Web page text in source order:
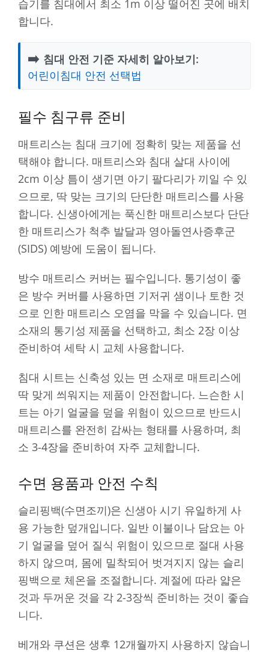
습기를 침대에서 최소 1m 이상 떨어진 곳에 배치
합니다.
➡️ 침대 안전 기준 자세히 알아보기:
어린이침대 안전 선택법
필수 침구류 준비
매트리스는 침대 크기에 정확히 맞는 제품을 선
택해야 합니다. 매트리스와 침대 살대 사이에
2cm 이상 틈이 생기면 아기 팔다리가 끼일 수 있
으므로, 딱 맞는 크기의 단단한 매트리스를 사용
합니다. 신생아에게는 푹신한 매트리스보다 단단
한 매트리스가 척추 발달과 영아돌연사증후군
(SIDS) 예방에 도움이 됩니다.
방수 매트리스 커버는 필수입니다. 통기성이 좋
은 방수 커버를 사용하면 기저귀 샘이나 토한 것
으로 인한 매트리스 오염을 막을 수 있습니다. 면
소재의 통기성 제품을 선택하고, 최소 2장 이상
준비하여 세탁 시 교체 사용합니다.
침대 시트는 신축성 있는 면 소재로 매트리스에
딱 맞게 씌워지는 제품이 안전합니다. 느슨한 시
트는 아기 얼굴을 덮을 위험이 있으므로 반드시
매트리스를 완전히 감싸는 형태를 사용하며, 최
소 3-4장을 준비하여 자주 교체합니다.
수면 용품과 안전 수칙
슬리핑백(수면조끼)은 신생아 시기 유일하게 사
용 가능한 덮개입니다. 일반 이불이나 담요는 아
기 얼굴을 덮어 질식 위험이 있으므로 절대 사용
하지 않으며, 몸에 밀착되어 벗겨지지 않는 슬리
핑백으로 체온을 조절합니다. 계절에 따라 얇은
것과 두꺼운 것을 각 2-3장씩 준비하는 것이 좋습
니다.
베개와 쿠션은 생후 12개월까지 사용하지 않습니